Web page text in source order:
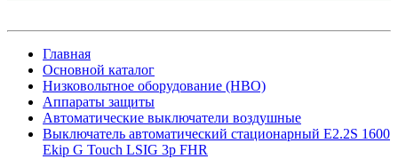
Главная
Основной каталог
Низковольтное оборудование (НВО)
Аппараты защиты
Автоматические выключатели воздушные
Выключатель автоматический стационарный E2.2S 1600
Ekip G Touch LSIG 3p FHR